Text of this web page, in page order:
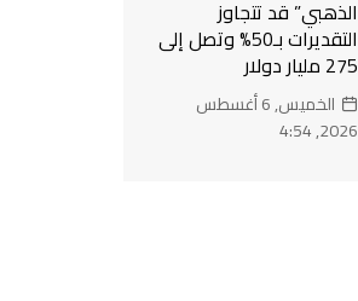
الذهبي” قد تتجاوز
التقديرات بـ50% وتصل إلى
275 مليار دولار
الخميس, 6 أغسطس
2026, 4:54